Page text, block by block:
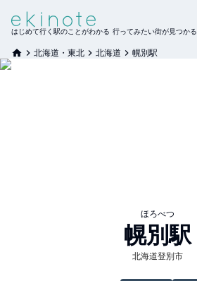
はじめて行く駅のことがわかる 行ってみたい街が見つかる
北海道・東北 北海道 幌別駅
ほろべつ
幌別駅
北海道登別市